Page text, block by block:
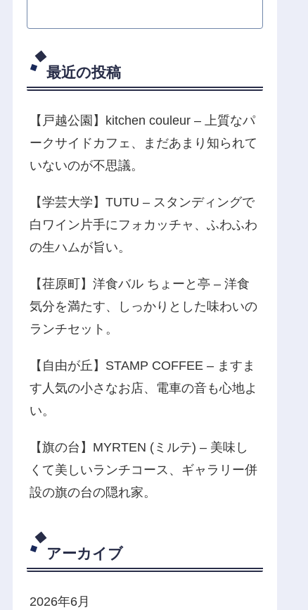
最近の投稿
【戸越公園】kitchen couleur – 上質なパ
ークサイドカフェ、まだあまり知られて
いないのが不思議。
【学芸大学】TUTU – スタンディングで
白ワイン片手にフォカッチャ、ふわふわ
の生ハムが旨い。
【荏原町】洋食バル ちょーと亭 – 洋食
気分を満たす、しっかりとした味わいの
ランチセット。
【自由が丘】STAMP COFFEE – ますま
す人気の小さなお店、電車の音も心地よ
い。
【旗の台】MYRTEN (ミルテ) – 美味し
くて美しいランチコース、ギャラリー併
設の旗の台の隠れ家。
アーカイブ
2026年6月